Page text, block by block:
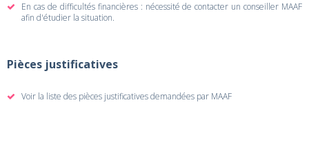
En cas de difficultés financières : nécessité de contacter un conseiller MAAF
afin d'étudier la situation.
Pièces justificatives
Voir la liste des pièces justificatives demandées par MAAF